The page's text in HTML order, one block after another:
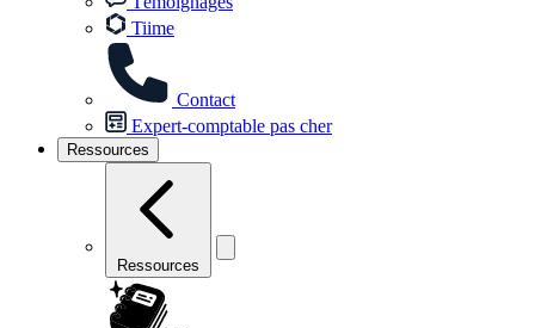
Tiime
Contact
Expert-comptable pas cher
Ressources
Ressources